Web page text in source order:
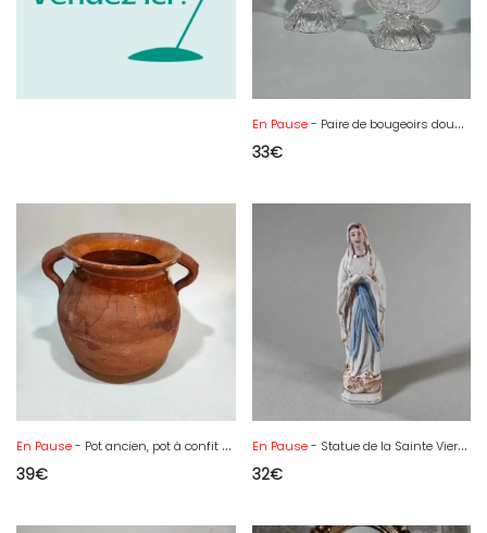
En Pause- Paire de bougeoirs double, vintage style Art-Déco
33€
En Pause- Pot ancien, pot à confit en grès émaillé
39€
En Pause- Statue de la Sainte Vierge en biscuit, Époque vers 1920
32€